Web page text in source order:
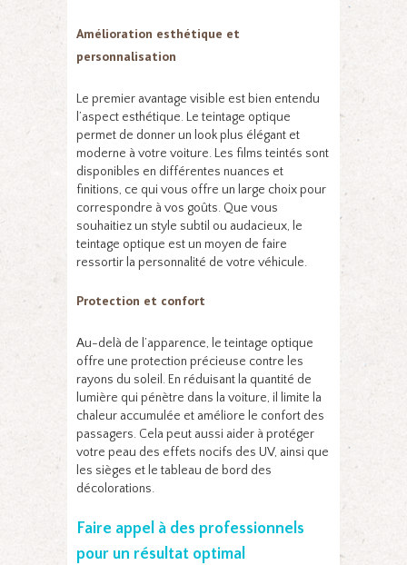
Amélioration esthétique et
personnalisation
Le premier avantage visible est bien entendu
l’aspect esthétique. Le teintage optique
permet de donner un look plus élégant et
moderne à votre voiture. Les films teintés sont
disponibles en différentes nuances et
finitions, ce qui vous offre un large choix pour
correspondre à vos goûts. Que vous
souhaitiez un style subtil ou audacieux, le
teintage optique est un moyen de faire
ressortir la personnalité de votre véhicule.
Protection et confort
Au-delà de l’apparence, le teintage optique
offre une protection précieuse contre les
rayons du soleil. En réduisant la quantité de
lumière qui pénètre dans la voiture, il limite la
chaleur accumulée et améliore le confort des
passagers. Cela peut aussi aider à protéger
votre peau des effets nocifs des UV, ainsi que
les sièges et le tableau de bord des
décolorations.
Faire appel à des professionnels
pour un résultat optimal